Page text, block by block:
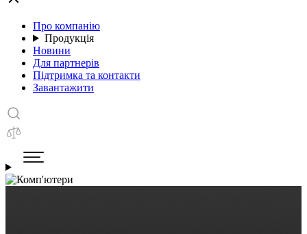
Про компанію
Продукція
Новини
Для партнерів
Підтримка та контакти
Завантажити